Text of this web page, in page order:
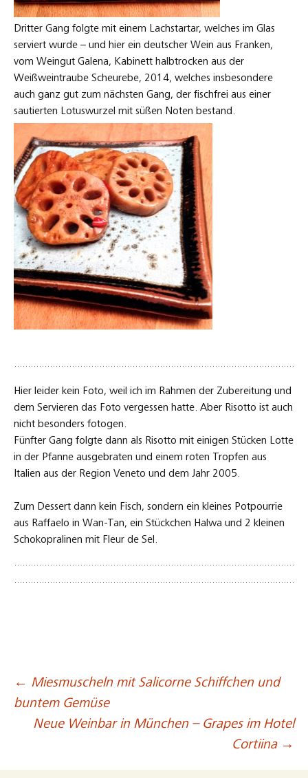
Dritter Gang folgte mit einem Lachstartar, welches im Glas
serviert wurde – und hier ein deutscher Wein aus Franken,
vom Weingut Galena, Kabinett halbtrocken aus der
Weißweintraube Scheurebe, 2014, welches insbesondere
auch ganz gut zum nächsten Gang, der fischfrei aus einer
sautierten Lotuswurzel mit süßen Noten bestand.
Hier leider kein Foto, weil ich im Rahmen der Zubereitung und
dem Servieren das Foto vergessen hatte. Aber Risotto ist auch
nicht besonders fotogen.
Fünfter Gang folgte dann als Risotto mit einigen Stücken Lotte
in der Pfanne ausgebraten und einem roten Tropfen aus
Italien aus der Region Veneto und dem Jahr 2005.
Zum Dessert dann kein Fisch, sondern ein kleines Potpourrie
aus Raffaelo in Wan-Tan, ein Stückchen Halwa und 2 kleinen
Schokopralinen mit Fleur de Sel.
Beitragsnavigation
← Miesmuscheln mit Salicorne Schiffchen und
buntem Gemüse
Neue Weinbar in München – Grapes im Hotel
Cortiina →